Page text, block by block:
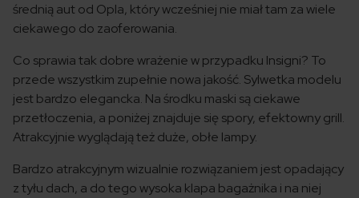
średnią aut od Opla, który wcześniej nie miał tam za wiele
ciekawego do zaoferowania.
Co sprawia tak dobre wrażenie w przypadku Insigni? To
przede wszystkim zupełnie nowa jakość. Sylwetka modelu
jest bardzo elegancka. Na środku maski są ciekawe
przetłoczenia, a poniżej znajduje się spory, efektowny grill.
Atrakcyjnie wyglądają też duże, obłe lampy.
Bardzo atrakcyjnym wizualnie rozwiązaniem jest opadający
z tyłu dach, a do tego wysoka klapa bagażnika i na niej